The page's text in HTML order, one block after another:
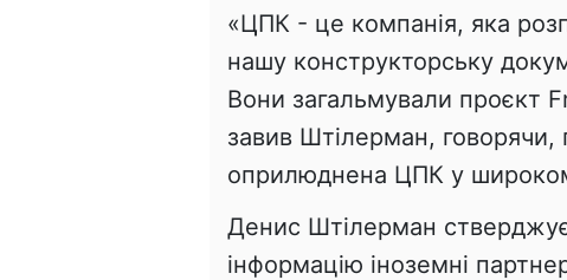
«ЦПК - це компанія, яка
нашу конструкторську
Вони загальмували проєкт
завив Штілерман,
оприлюднена ЦПК у
Денис Штілерман
інформацію іноземні